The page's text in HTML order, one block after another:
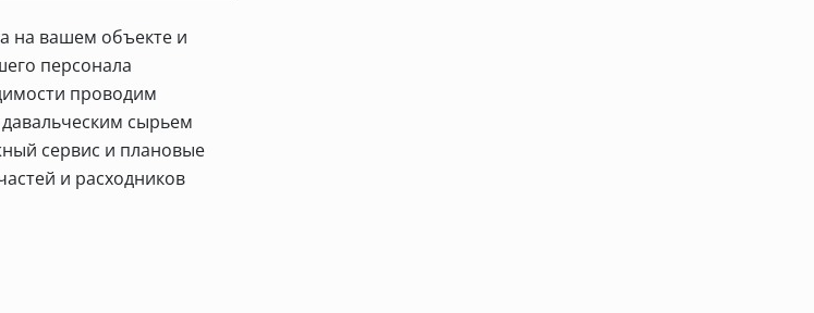
на вашем объекте и
персонала
проводим
сырьем
сервис и плановые
и расходников